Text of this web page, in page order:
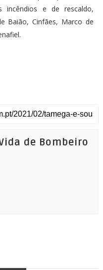
e de rescaldo,
Baião, Cinfães, Marco de
de Bombeiro